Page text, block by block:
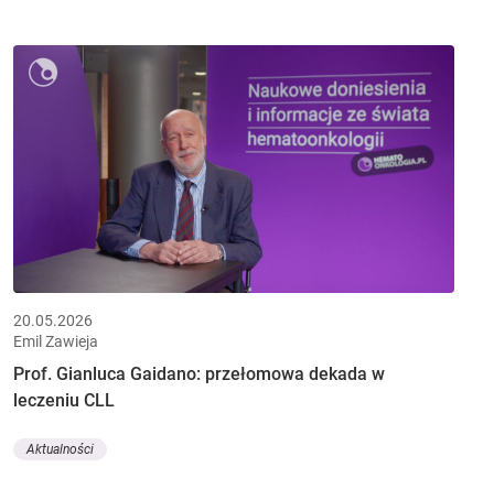
20.05.2026
Emil Zawieja
Prof. Gianluca Gaidano: przełomowa dekada w
leczeniu CLL
Aktualności